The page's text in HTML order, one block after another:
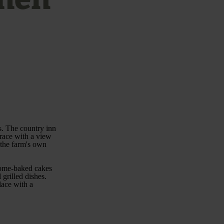
The country inn
with a view
farm's own
baked cakes
grilled dishes.
with a